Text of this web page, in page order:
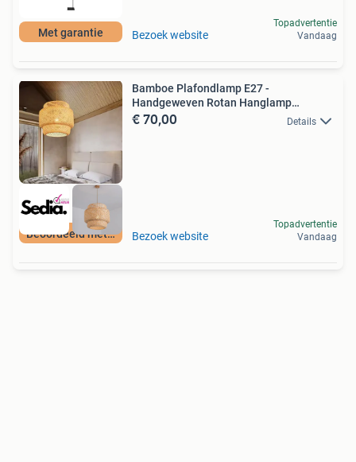
Met garantie Bezoek website
Topadvertentie
Vandaag
Beoordeeld met 9+
Bamboe Plafondlamp E27 -
Handgeweven Rotan Hanglamp
30x35cm
€ 70,00 Details
Bezoek website
Topadvertentie
Vandaag